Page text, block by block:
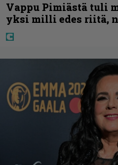
Vappu Pimiästä tuli
yksi milli edes riitä,